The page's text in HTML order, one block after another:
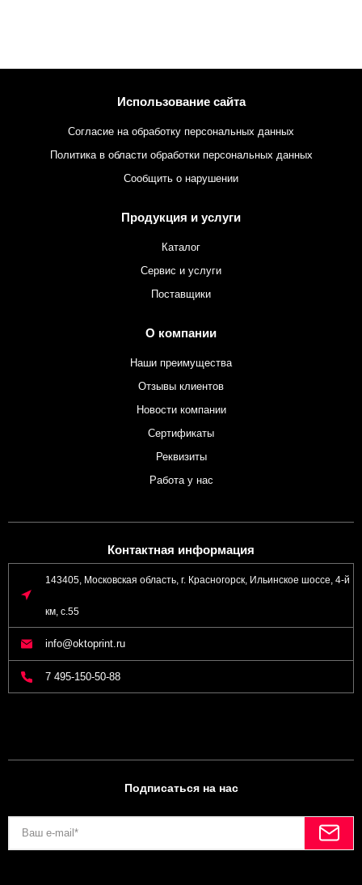
Использование сайта
Согласие на обработку персональных данных
Политика в области обработки персональных данных
Сообщить о нарушении
Продукция и услуги
Каталог
Сервис и услуги
Поставщики
О компании
Наши преимущества
Отзывы клиентов
Новости компании
Сертификаты
Реквизиты
Работа у нас
Контактная информация
143405, Московская область, г. Красногорск, Ильинское шоссе, 4-й
км, с.55
info@oktoprint.ru
7 495-150-50-88
Подписаться на нас